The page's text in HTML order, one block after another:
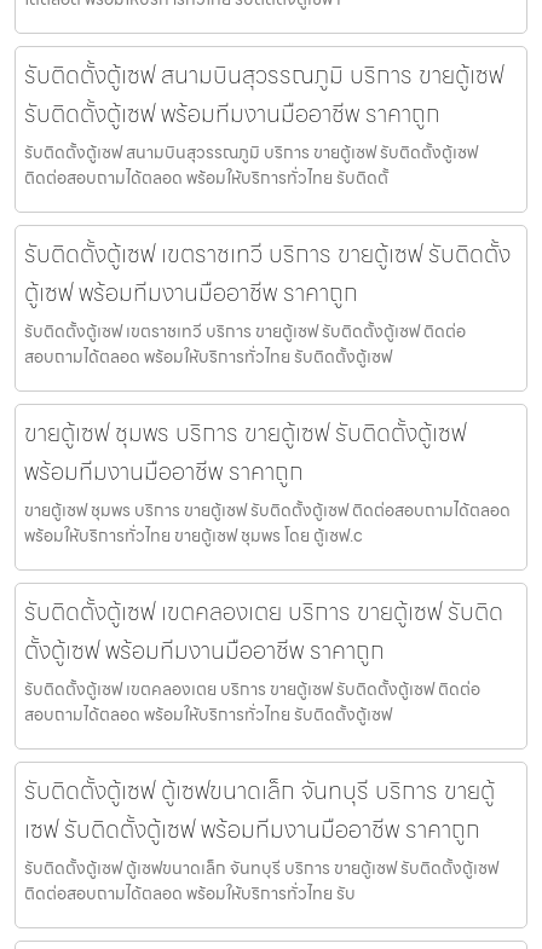
รับติดตั้งตู้เซฟ สนามบินสุวรรณภูมิ บริการ ขายตู้เซฟ
รับติดตั้งตู้เซฟ พร้อมทีมงานมืออาชีพ ราคาถูก
รับติดตั้งตู้เซฟ สนามบินสุวรรณภูมิ บริการ ขายตู้เซฟ รับติดตั้งตู้เซฟ
ติดต่อสอบถามได้ตลอด พร้อมให้บริการทั่วไทย รับติดตั้
รับติดตั้งตู้เซฟ เขตราชเทวี บริการ ขายตู้เซฟ รับติดตั้ง
ตู้เซฟ พร้อมทีมงานมืออาชีพ ราคาถูก
รับติดตั้งตู้เซฟ เขตราชเทวี บริการ ขายตู้เซฟ รับติดตั้งตู้เซฟ ติดต่อ
สอบถามได้ตลอด พร้อมให้บริการทั่วไทย รับติดตั้งตู้เซฟ
ขายตู้เซฟ ชุมพร บริการ ขายตู้เซฟ รับติดตั้งตู้เซฟ
พร้อมทีมงานมืออาชีพ ราคาถูก
ขายตู้เซฟ ชุมพร บริการ ขายตู้เซฟ รับติดตั้งตู้เซฟ ติดต่อสอบถามได้ตลอด
พร้อมให้บริการทั่วไทย ขายตู้เซฟ ชุมพร โดย ตู้เซฟ.c
รับติดตั้งตู้เซฟ เขตคลองเตย บริการ ขายตู้เซฟ รับติด
ตั้งตู้เซฟ พร้อมทีมงานมืออาชีพ ราคาถูก
รับติดตั้งตู้เซฟ เขตคลองเตย บริการ ขายตู้เซฟ รับติดตั้งตู้เซฟ ติดต่อ
สอบถามได้ตลอด พร้อมให้บริการทั่วไทย รับติดตั้งตู้เซฟ
รับติดตั้งตู้เซฟ ตู้เซฟขนาดเล็ก จันทบุรี บริการ ขายตู้
เซฟ รับติดตั้งตู้เซฟ พร้อมทีมงานมืออาชีพ ราคาถูก
รับติดตั้งตู้เซฟ ตู้เซฟขนาดเล็ก จันทบุรี บริการ ขายตู้เซฟ รับติดตั้งตู้เซฟ
ติดต่อสอบถามได้ตลอด พร้อมให้บริการทั่วไทย รับ